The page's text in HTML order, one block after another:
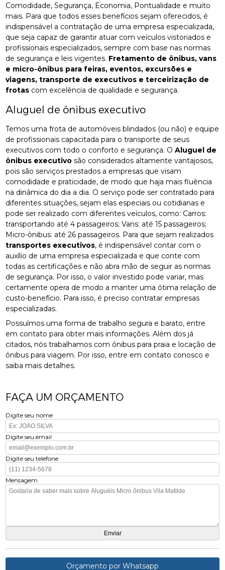
Comodidade, Segurança, Economia, Pontualidade e muito
mais. Para que todos esses benefícios sejam oferecidos, é
indispensável a contratação de uma empresa especializada,
que seja capaz de garantir atuar com veículos vistoriados e
profissionais especializados, sempre com base nas normas
de segurança e leis vigentes. Fretamento de ônibus, vans
e micro-ônibus para feiras, eventos, excursões e
viagens, transporte de executivos e terceirização de
frotas com excelência de qualidade e segurança.
Aluguel de ônibus executivo
Temos uma frota de automóveis blindados (ou não) e equipe
de profissionais capacitada para o transporte de seus
executivos com todo o conforto e segurança. OAluguel de
ônibus executivo são considerados altamente vantajosos,
pois são serviços prestados a empresas que visam
comodidade e praticidade, de modo que haja mais fluência
na dinâmica do dia a dia. O serviço pode ser contratado para
diferentes situações, sejam elas especiais ou cotidianas e
pode ser realizado com diferentes veículos, como: Carros:
transportando até 4 passageiros; Vans: até 15 passageiros;
Micro-ônibus: até 26 passageiros. Para que sejam realizados
transportes executivos, é indispensável contar com o
auxílio de uma empresa especializada e que conte com
todas as certificações e não abra mão de seguir as normas
de segurança. Por isso, o valor investido pode variar, mas
certamente opera de modo a manter uma ótima relação de
custo-benefício. Para isso, é preciso contratar empresas
especializadas.
Possuímos uma forma de trabalho segura e barato, entre
em contato para obter mais informações. Além dos já
citados, nós trabalhamos com ônibus para praia e locação de
ônibus para viagem. Por isso, entre em contato conosco e
saiba mais detalhes.
FAÇA UM ORÇAMENTO
Digite seu nome
Digite seu email
Digite seu telefone
Mensagem
Orçamento por Whatsapp